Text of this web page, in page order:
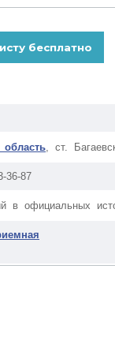
область , ст.
36-87
в официальных